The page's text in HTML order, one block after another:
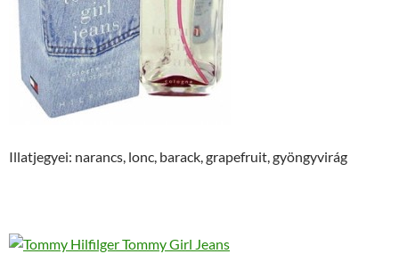
Illatjegyei: narancs, lonc, barack, grapefruit, gyöngyvirág